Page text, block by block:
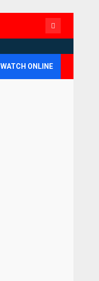
Contact
WATCH ONLINE